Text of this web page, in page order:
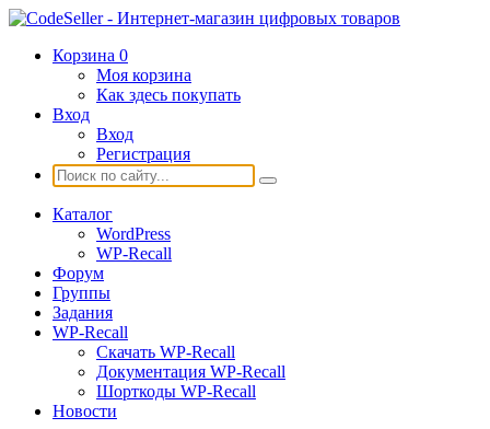
Корзина 0
Моя корзина
Как здесь покупать
Вход
Вход
Регистрация
Каталог
WordPress
WP-Recall
Форум
Группы
Задания
WP-Recall
Скачать WP-Recall
Документация WP-Recall
Шорткоды WP-Recall
Новости